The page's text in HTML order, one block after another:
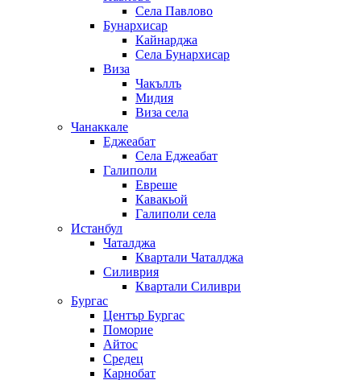
Села Павлово
Бунархисар
Кайнарджа
Села Бунархисар
Виза
Чакъллъ
Мидия
Виза села
Чанаккале
Еджеабат
Села Еджеабат
Галиполи
Евреше
Кавакьой
Галиполи села
Истанбул
Чаталджа
Квартали Чаталджа
Силиврия
Квартали Силиври
Бургас
Център Бургас
Поморие
Айтос
Средец
Карнобат